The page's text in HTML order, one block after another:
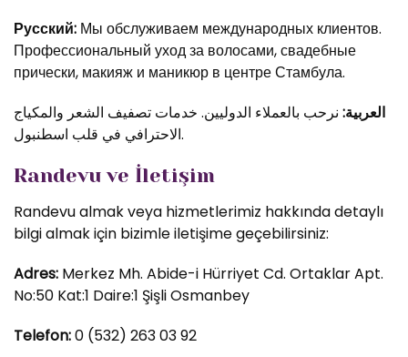
Русский: Мы обслуживаем международных клиентов.
Профессиональный уход за волосами, свадебные
прически, макияж и маникюр в центре Стамбула.
العربية: نرحب بالعملاء الدوليين. خدمات تصفيف الشعر والمكياج
الاحترافي في قلب اسطنبول.
Randevu ve İletişim
Randevu almak veya hizmetlerimiz hakkında detaylı
bilgi almak için bizimle iletişime geçebilirsiniz:
Adres: Merkez Mh. Abide-i Hürriyet Cd. Ortaklar Apt.
No:50 Kat:1 Daire:1 Şişli Osmanbey
Telefon:0 (532) 263 03 92